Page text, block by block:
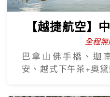
【越捷航空】
全程
巴拿山佛手橋、迦
安、越式下午茶+奧